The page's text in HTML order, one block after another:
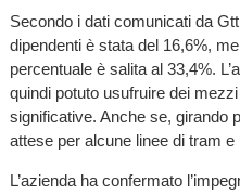
Secondo i dati comunicati da
dipendenti è stata del 16,6%,
percentuale è salita al 33,4%.
quindi potuto usufruire dei
significative. Anche se, girando
attese per alcune linee di tram e
L’azienda ha confermato